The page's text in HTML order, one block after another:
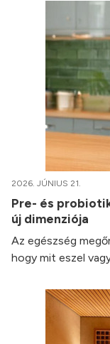
2026. JÚNIUS 21.
Pre- és
új dimenziója
Az egészség
hogy mit eszel